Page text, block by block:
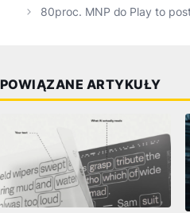
80proc. MNP do Play to
POWIĄZANE ARTYKUŁY